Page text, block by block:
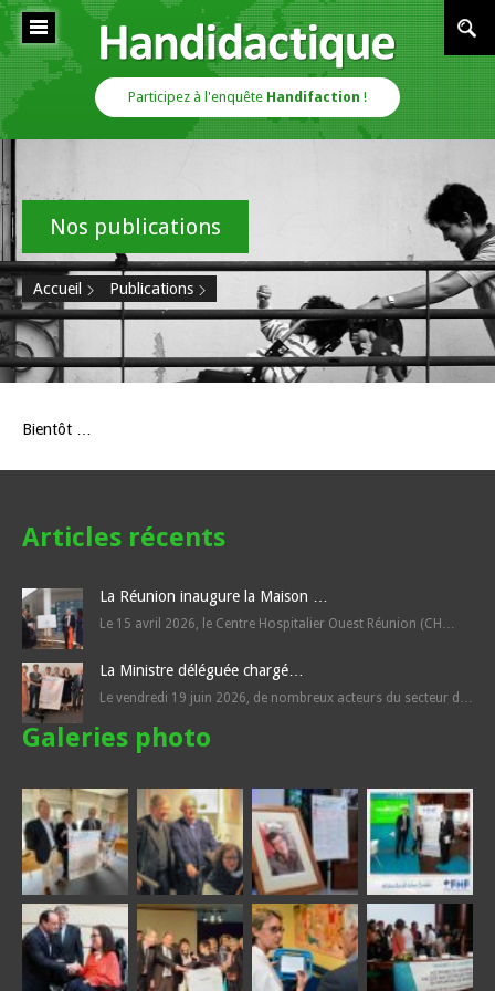
Handidactique
Participez à l'enquête Handifaction !
Nos publications
Accueil Publications
Bientôt …
Articles récents
La Réunion inaugure la Maison …
Le 15 avril 2026, le Centre Hospitalier Ouest Réunion (CH…
La Ministre déléguée chargé…
Le vendredi 19 juin 2026, de nombreux acteurs du secteur d…
Galeries photo
Cookies management panel